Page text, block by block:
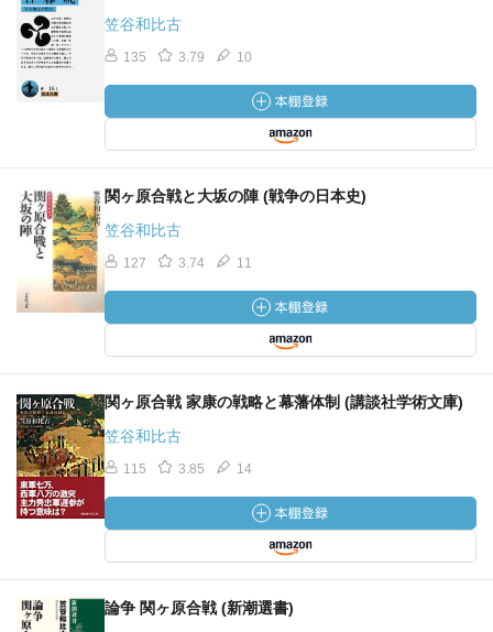
笠谷和比古
135 3.79 10
関ヶ原合戦と大坂の陣 (戦争の日本史)
笠谷和比古
127 3.74 11
関ヶ原合戦 家康の戦略と幕藩体制 (講談社学術文庫)
笠谷和比古
115 3.85 14
論争 関ヶ原合戦 (新潮選書)